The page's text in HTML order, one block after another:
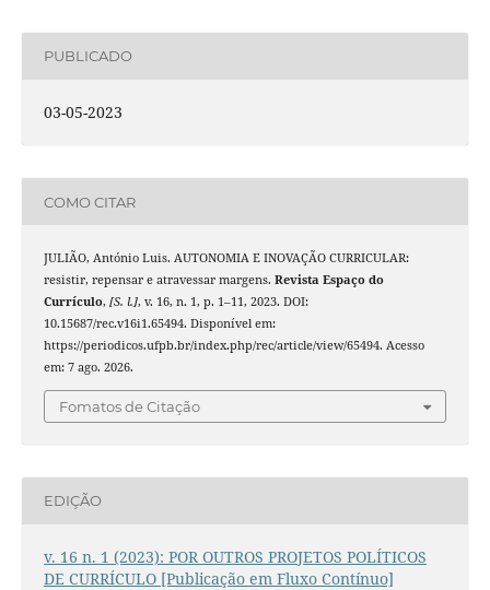
PUBLICADO
03-05-2023
COMO CITAR
JULIÃO, António Luis. AUTONOMIA E INOVAÇÃO CURRICULAR:
resistir, repensar e atravessar margens. Revista Espaço do
Currículo, [S. l.], v. 16, n. 1, p. 1–11, 2023. DOI:
10.15687/rec.v16i1.65494. Disponível em:
https://periodicos.ufpb.br/index.php/rec/article/view/65494. Acesso
em: 7 ago. 2026.
Fomatos de Citação
EDIÇÃO
v. 16 n. 1 (2023): POR OUTROS PROJETOS POLÍTICOS
DE CURRÍCULO [Publicação em Fluxo Contínuo]